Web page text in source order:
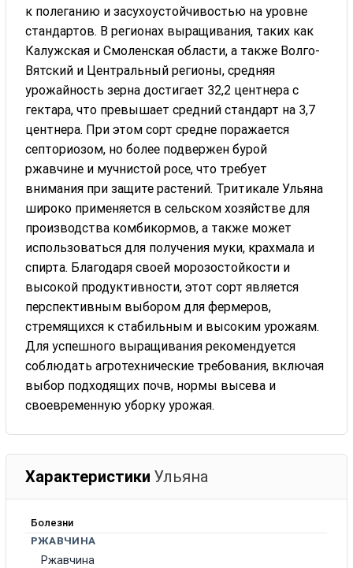
к полеганию и засухоустойчивостью на уровне
стандартов. В регионах выращивания, таких как
Калужская и Смоленская области, а также Волго-
Вятский и Центральный регионы, средняя
урожайность зерна достигает 32,2 центнера с
гектара, что превышает средний стандарт на 3,7
центнера. При этом сорт средне поражается
септориозом, но более подвержен бурой
ржавчине и мучнистой росе, что требует
внимания при защите растений. Тритикале Ульяна
широко применяется в сельском хозяйстве для
производства комбикормов, а также может
использоваться для получения муки, крахмала и
спирта. Благодаря своей морозостойкости и
высокой продуктивности, этот сорт является
перспективным выбором для фермеров,
стремящихся к стабильным и высоким урожаям.
Для успешного выращивания рекомендуется
соблюдать агротехнические требования, включая
выбор подходящих почв, нормы высева и
своевременную уборку урожая.
Характеристики Ульяна
Болезни
РЖАВЧИНА
Ржавчина